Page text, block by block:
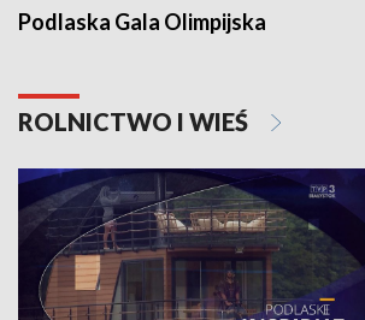
Podlaska Gala Olimpijska
ROLNICTWO I WIEŚ